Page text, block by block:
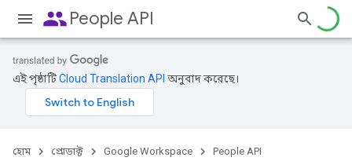
peoplePeople API
এই পৃষ্ঠাটিCloud Translation API অনুবাদ করেছে।
হোম প্রোডাক্ট Google Workspace People API